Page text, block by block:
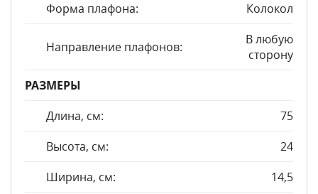
Форма плафона:
Колокол
Направление плафонов:
В любую
сторону
РАЗМЕРЫ
Длина, см:
75
Высота, см:
24
Ширина, см:
14,5